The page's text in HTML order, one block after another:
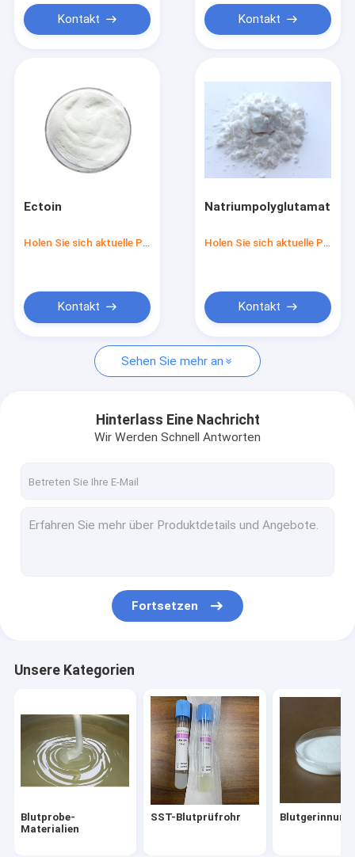
Produkte
Über uns
Fabrik Tour
Blutprobe-Materialien
SST-Blutprüfrohr
Serum-Trennungs-Gel
Verbrauchsmaterialien für die medizinische Versorgung
Kontakt Kontakt
Ectoin
Holen Sie sich aktuelle Preis
Kontakt
Natriumpolyglutamat
Holen Sie sich aktuelle Preis
Kontakt
Sehen Sie mehr an
Hinterlass Eine Nachricht
Wir Werden Schnell Antworten
Fortsetzen
Unsere Kategorien
Blutprobe-
Materialien
SST-Blutprüfrohr